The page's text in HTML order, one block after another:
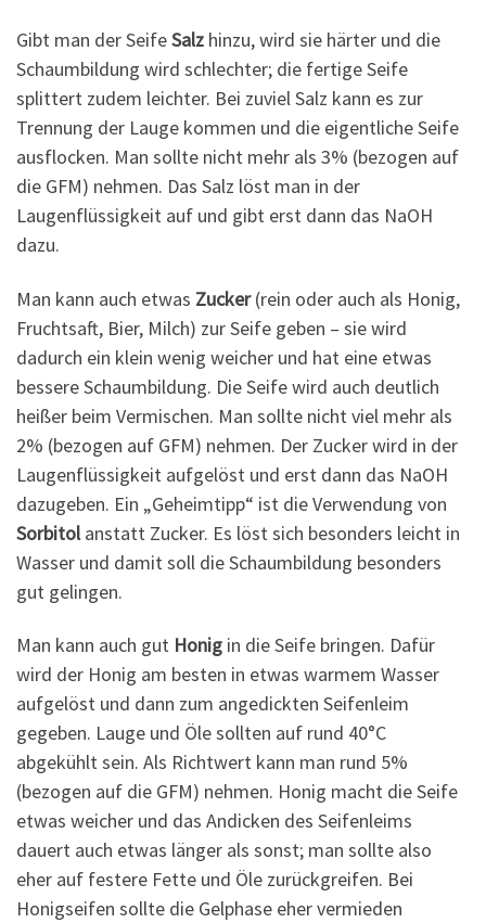
Gibt man der SeifeSalz hinzu, wird sie härter und die
Schaumbildung wird schlechter; die fertige Seife
splittert zudem leichter. Bei zuviel Salz kann es zur
Trennung der Lauge kommen und die eigentliche Seife
ausflocken. Man sollte nicht mehr als 3% (bezogen auf
die GFM) nehmen. Das Salz löst man in der
Laugenflüssigkeit auf und gibt erst dann das NaOH
dazu.
Man kann auch etwas Zucker(rein oder auch als Honig,
Fruchtsaft, Bier, Milch) zur Seife geben – sie wird
dadurch ein klein wenig weicher und hat eine etwas
bessere Schaumbildung. Die Seife wird auch deutlich
heißer beim Vermischen. Man sollte nicht viel mehr als
2% (bezogen auf GFM) nehmen. Der Zucker wird in der
Laugenflüssigkeit aufgelöst und erst dann das NaOH
dazugeben. Ein „Geheimtipp“ ist die Verwendung von
Sorbitolanstatt Zucker. Es löst sich besonders leicht in
Wasser und damit soll die Schaumbildung besonders
gut gelingen.
Man kann auch gut Honig in die Seife bringen. Dafür
wird der Honig am besten in etwas warmem Wasser
aufgelöst und dann zum angedickten Seifenleim
gegeben. Lauge und Öle sollten auf rund 40°C
abgekühlt sein. Als Richtwert kann man rund 5%
(bezogen auf die GFM) nehmen. Honig macht die Seife
etwas weicher und das Andicken des Seifenleims
dauert auch etwas länger als sonst; man sollte also
eher auf festere Fette und Öle zurückgreifen. Bei
Honigseifen sollte die Gelphase eher vermieden